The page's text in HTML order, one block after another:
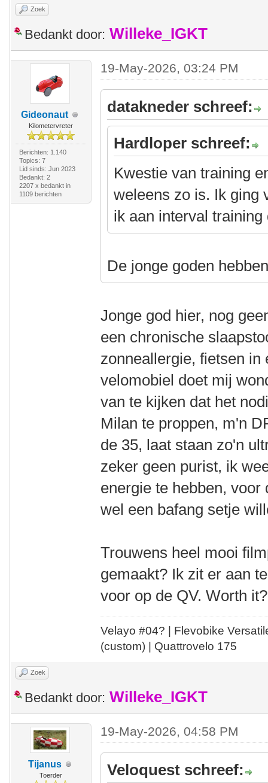
Zoek
Bedankt door: Willeke_IGKT
Gideonaut
Kilometervreter
Berichten: 1.140
Topics: 7
Lid sinds: Jun 2023
Bedankt: 2
2207 x bedankt in
1109 berichten
19-May-2026, 03:24 PM
datakneder schreef:
Hardloper schreef:
Kwestie van training
weleens zo is. Ik ging
ik aan interval
De jonge goden
Jonge god hier, nog
een chronische
zonneallergie, fietsen in
velomobiel doet mij
van te kijken dat het
Milan te proppen, m'n
de 35, laat staan zo'n
zeker geen purist, ik
energie te hebben,
wel een bafang setje
Trouwens heel mooi
gemaakt? Ik zit er aan
voor op de QV. Worth it?
Velayo #04? | Flevobike
(custom) | Quattrovelo 175
Zoek
Bedankt door: Willeke_IGKT
Tijanus
Toerder
19-May-2026, 04:58 PM
Veloquest schreef: